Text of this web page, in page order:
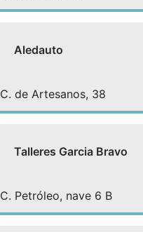
Aledauto
C. de Artesanos, 38
Talleres Garcia Bravo
C. Petróleo, nave 6 B